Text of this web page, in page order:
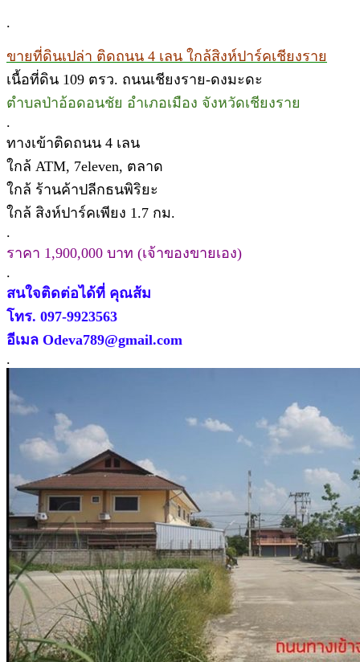
.
ขายที่ดินเปล่า ติดถนน 4 เลน ใกล้สิงห์ปาร์คเชียงราย
เนื้อที่ดิน 109 ตรว. ถนนเชียงราย-ดงมะดะ
ตำบลป่าอ้อดอนชัย อำเภอเมือง จังหวัดเชียงราย
.
ทางเข้าติดถนน 4 เลน
ใกล้ ATM, 7eleven, ตลาด
ใกล้ ร้านค้าปลีกธนพิริยะ
ใกล้ สิงห์ปาร์คเพียง 1.7 กม.
.
ราคา 1,900,000 บาท (เจ้าของขายเอง)
.
สนใจติดต่อได้ที่ คุณส้ม
โทร. 097-9923563
อีเมล Odeva789@gmail.com
.